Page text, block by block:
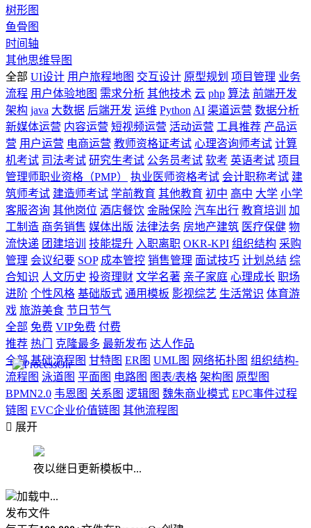
树形图
鱼骨图
时间轴
其他思维导图
全部 UI设计 用户旅程地图 交互设计 原型规划 项目管理 业务
流程 用户体验地图 需求分析 其他技术 云 php 算法 前端开发
架构 java 大数据 后端开发 运维 Python AI 渠道运营 数据分析
新媒体运营 内容运营 短视频运营 活动运营 工具推荐 产品运
营 用户运营 电商运营 教师资格证考试 心理咨询师考试 计算
机考试 司法考试 研究生考试 公务员考试 软考 英语考试 项目
管理师职业资格（PMP）
执业医师资格考试 会计职称考试 建
筑师考试 建造师考试 学前教育 其他教育 初中 高中 大学 小学
客服咨询 其他岗位 酒店餐饮 金融保险 汽车出行 教育培训
加
工制造 商务销售 媒体出版 法律法务 房地产建筑 医疗保健 物
流快递 团建培训 技能提升 入职离职 OKR-KPI 组织结构 采购
管理 会议纪要 SOP 成本管控 销售管理 面试技巧 计划总结 综
合知识 人文历史 投资理财 文学名著 亲子家庭 心理成长 职场
进阶 个性风格 基础版式 通用模板 影视综艺 生活常识 体育游
戏 旅游美食 节日节气
全部 免费 VIP免费 付费
推荐 热门 克隆最多 最新发布 达人作品
全部 基础流程图 甘特图 ER图 UML图 网络拓扑图 组织结构-
流程图 泳道图 平面图 电路图 图表/表格 架构图 原型图
BPMN2.0 韦恩图 关系图 逻辑图 魏朱商业模式 EPC事件过程
链图 EVC企业价值链图 其他流程图
 展开
夜以继日更新模板中...
加载中...
发布文件